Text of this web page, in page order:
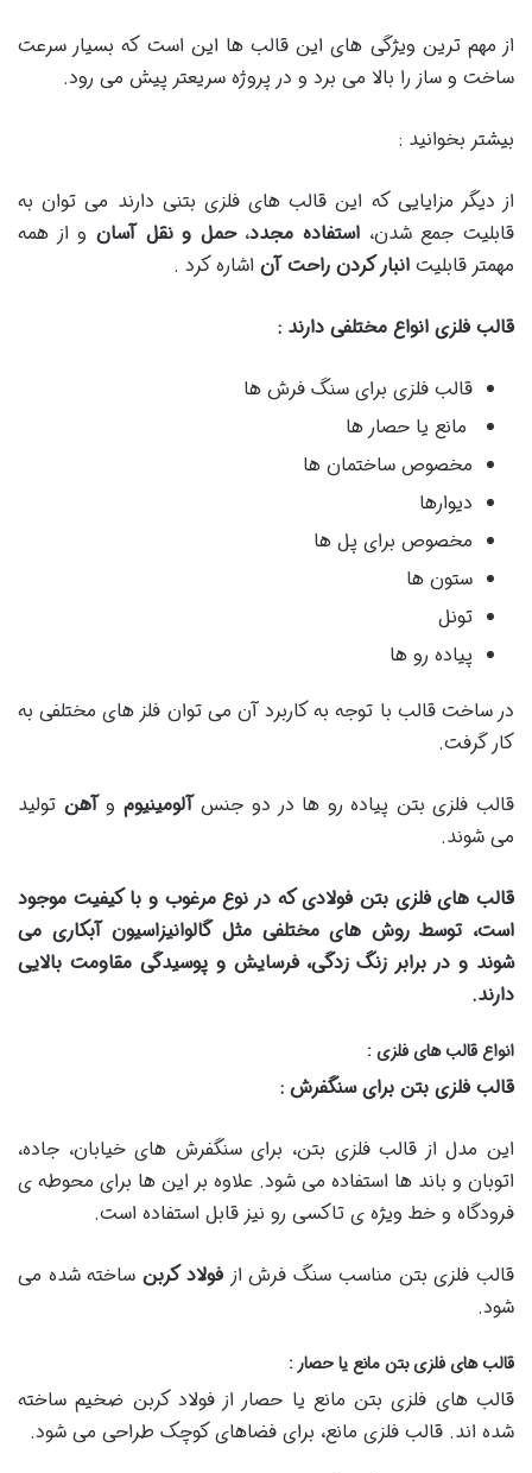
از مهم ترین ویژگی های این قالب ها این است که بسیار سرعت
ساخت و ساز را بالا می برد و در پروژه سریعتر پیش می رود.
بیشتر بخوانید :
از دیگر مزایایی که این قالب های فلزی بتنی دارند می توان به
قابلیت جمع شدن، استفاده مجدد،حمل و نقل آسان و از همه
مهمتر قابلیت انبار کردن راحت آن اشاره کرد .
قالب فلزی انواع مختلفی دارند :
قالب فلزی برای سنگ فرش ها
مانع یا حصار ها
مخصوص ساختمان ها
دیوارها
مخصوص برای پل ها
ستون ها
تونل
پیاده رو ها
در ساخت قالب با توجه به کاربرد آن می توان فلز های مختلفی به
کار گرفت.
قالب فلزی بتن پیاده رو ها در دو جنسآلومینیوم وآهن تولید
می شوند.
قالب های فلزی بتن فولادی که در نوع مرغوب و با کیفیت موجود
است، توسط روش های مختلفی مثل گالوانیزاسیون آبکاری می
شوند و در برابر زنگ زدگی، فرسایش و پوسیدگی مقاومت بالایی
دارند.
انواع قالب های فلزی:
قالب فلزی بتن برای سنگفرش :
این مدل از قالب فلزی بتن، برای سنگفرش های خیابان، جاده،
اتوبان و باند ها استفاده می شود. علاوه بر این ها برای محوطه ی
فرودگاه و خط ویژه ی تاکسی رو نیز قابل استفاده است.
قالب فلزی بتن مناسب سنگ فرش از فولاد کربنساخته شده می
شود.
قالب های فلزی بتن مانع یا حصار:
قالب های فلزی بتن مانع یا حصار از فولاد کربن ضخیم ساخته
شده اند. قالب فلزی مانع، برای فضاهای کوچک طراحی می شود.